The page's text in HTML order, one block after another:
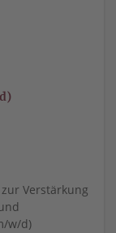
Verstärkung
w/d)